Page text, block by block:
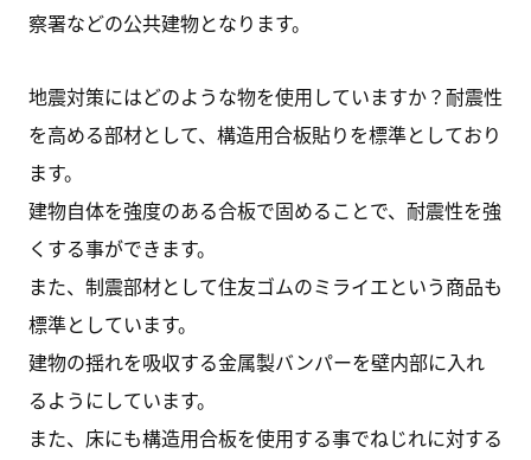
察署などの公共建物となります。
地震対策にはどのような物を使用していますか？耐震性
を高める部材として、構造用合板貼りを標準としており
ます。
建物自体を強度のある合板で固めることで、耐震性を強
くする事ができます。
また、制震部材として住友ゴムのミライエという商品も
標準としています。
建物の揺れを吸収する金属製バンパーを壁内部に入れ
るようにしています。
また、床にも構造用合板を使用する事でねじれに対する